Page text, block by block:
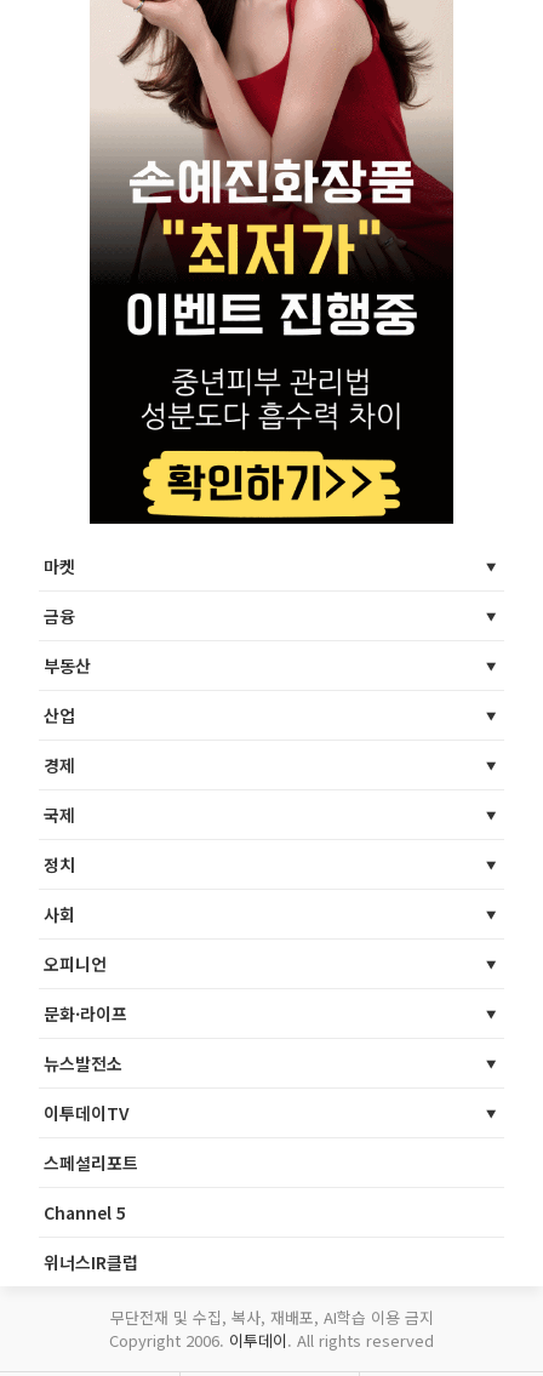
마켓
금융
부동산
산업
경제
국제
정치
사회
오피니언
문화·라이프
뉴스발전소
이투데이TV
스페셜리포트
Channel 5
위너스IR클럽
무단전재 및 수집, 복사, 재배포, AI학습 이용 금지
Copyright 2006. 이투데이. All rights reserved